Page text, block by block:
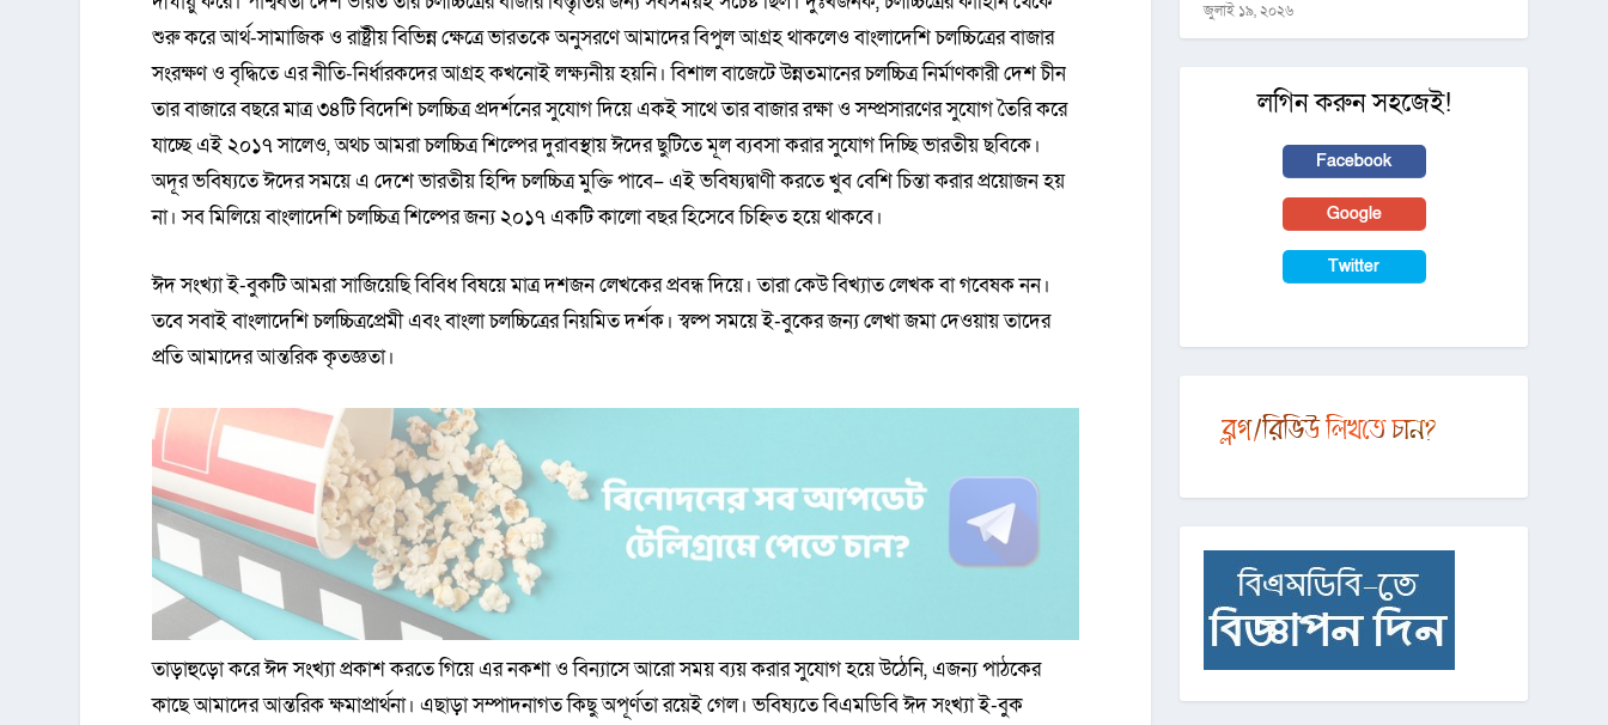
শুরু করে আর্থ-সামাজিক ও রাষ্ট্রীয় বিভিন্ন ক্ষেত্রে ভারতকে অনুসরণে আমাদের বিপুল আগ্রহ থাকলেও বাংলাদেশি চলচ্চিত্রের বাজার
সংরক্ষণ ও বৃদ্ধিতে এর নীতি-নির্ধারকদের আগ্রহ কখনোই লক্ষ্যনীয় হয়নি। বিশাল বাজেটে উন্নতমানের চলচ্চিত্র নির্মাণকারী দেশ চীন
তার বাজারে বছরে মাত্র ৩৪টি বিদেশি চলচ্চিত্র প্রদর্শনের সুযোগ দিয়ে একই সাথে তার বাজার রক্ষা ও সম্প্রসারণের সুযোগ তৈরি করে
যাচ্ছে এই ২০১৭ সালেও, অথচ আমরা চলচ্চিত্র শিল্পের দুরাবস্থায় ঈদের ছুটিতে মূল ব্যবসা করার সুযোগ দিচ্ছি ভারতীয় ছবিকে।
অদূর ভবিষ্যতে ঈদের সময়ে এ দেশে ভারতীয় হিন্দি চলচ্চিত্র মুক্তি পাবে– এই ভবিষ্যদ্বাণী করতে খুব বেশি চিন্তা করার প্রয়োজন হয়
না। সব মিলিয়ে বাংলাদেশি চলচ্চিত্র শিল্পের জন্য ২০১৭ একটি কালো বছর হিসেবে চিহ্নিত হয়ে থাকবে।
ঈদ সংখ্যা ই-বুকটি আমরা সাজিয়েছি বিবিধ বিষয়ে মাত্র দশজন লেখকের প্রবন্ধ দিয়ে। তারা কেউ বিখ্যাত লেখক বা গবেষক নন।
তবে সবাই বাংলাদেশি চলচ্চিত্রপ্রেমী এবং বাংলা চলচ্চিত্রের নিয়মিত দর্শক। স্বল্প সময়ে ই-বুকের জন্য লেখা জমা দেওয়ায় তাদের
প্রতি আমাদের আন্তরিক কৃতজ্ঞতা।
তাড়াহুড়ো করে ঈদ সংখ্যা প্রকাশ করতে গিয়ে এর নকশা ও বিন্যাসে আরো সময় ব্যয় করার সুযোগ হয়ে উঠেনি, এজন্য পাঠকের
কাছে আমাদের আন্তরিক ক্ষমাপ্রার্থনা। এছাড়া সম্পাদনাগত কিছু অপূর্ণতা রয়েই গেল। ভবিষ্যতে বিএমডিবি ঈদ সংখ্যা ই-বুক
জুলাই ১৯, ২০২৬
লগিন করুন সহজেই!
Facebook
Google
Twitter